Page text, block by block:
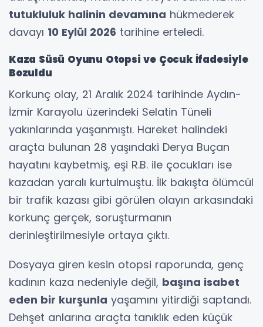
tutukluluk halinin devamına hükmederek
davayı 10 Eylül 2026 tarihine erteledi.
Kaza Süsü Oyunu Otopsi ve Çocuk İfadesiyle
Bozuldu
Korkunç olay, 21 Aralık 2024 tarihinde Aydın-
İzmir Karayolu üzerindeki Selatin Tüneli
yakınlarında yaşanmıştı. Hareket halindeki
araçta bulunan 28 yaşındaki Derya Buçan
hayatını kaybetmiş, eşi R.B. ile çocukları ise
kazadan yaralı kurtulmuştu. İlk bakışta ölümcül
bir trafik kazası gibi görülen olayın arkasındaki
korkunç gerçek, soruşturmanın
derinleştirilmesiyle ortaya çıktı.
Dosyaya giren kesin otopsi raporunda, genç
kadının kaza nedeniyle değil, başına isabet
eden bir kurşunla yaşamını yitirdiği saptandı.
Dehşet anlarına araçta tanıklık eden küçük